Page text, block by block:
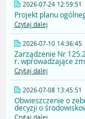
2026-07-24 12:59:51
Projekt planu
Czytaj dalej
2026-07-10 14:36:45
Zarządzenie Nr
r. wprowadzające
Czytaj dalej
2026-07-08 13:45:51
Obwieszczenie o
decyzji o